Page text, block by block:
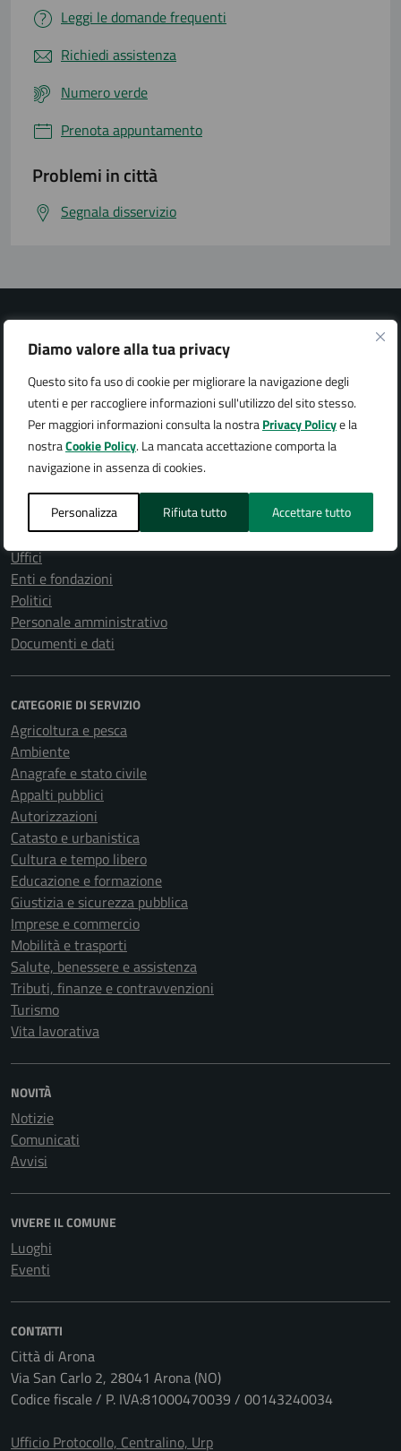
Diamo valore alla tua privacy
Questo sito fa uso di cookie per migliorare la navigazione degli
utenti e per raccogliere informazioni sull'utilizzo del sito stesso.
Per maggiori informazioni consulta la nostraPrivacy Policye la
nostraCookie Policy. La mancata accettazione comporta la
navigazione in assenza di cookies.
Personalizza Rifiuta tutto Accettare tutto
Leggi le domande frequenti
Richiedi assistenza
Numero verde
Prenota appuntamento
Problemi in città
Segnala disservizio
Città di Arona
AMMINISTRAZIONE
Organi di governo
Aree amministrative
Uffici
Enti e fondazioni
Politici
Personale amministrativo
Documenti e dati
CATEGORIE DI SERVIZIO
Agricoltura e pesca
Ambiente
Anagrafe e stato civile
Appalti pubblici
Autorizzazioni
Catasto e urbanistica
Cultura e tempo libero
Educazione e formazione
Giustizia e sicurezza pubblica
Imprese e commercio
Mobilità e trasporti
Salute, benessere e assistenza
Tributi, finanze e contravvenzioni
Turismo
Vita lavorativa
NOVITÀ
Notizie
Comunicati
Avvisi
VIVERE IL COMUNE
Luoghi
Eventi
CONTATTI
Città di Arona
Via San Carlo 2, 28041 Arona (NO)
Codice fiscale / P. IVA:81000470039 / 00143240034
Ufficio Protocollo, Centralino, Urp